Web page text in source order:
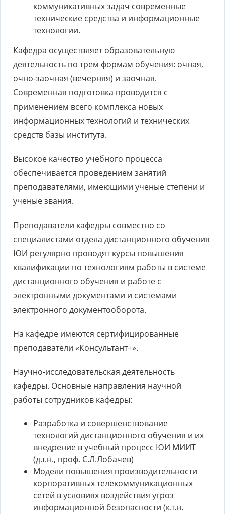
коммуникативных задач современные
технические средства и информационные
технологии.
Кафедра осуществляет образовательную
деятельность по трем формам обучения: очная,
очно-заочная (вечерняя) и заочная.
Современная подготовка проводится с
применением всего комплекса новых
информационных технологий и технических
средств базы института.
Высокое качество учебного процесса
обеспечивается проведением занятий
преподавателями, имеющими ученые степени и
ученые звания.
Преподаватели кафедры совместно со
специалистами отдела дистанционного обучения
ЮИ регулярно проводят курсы повышения
квалификации по технологиям работы в системе
дистанционного обучения и работе с
электронными документами и системами
электронного документооборота.
На кафедре имеются сертифицированные
преподаватели «Консультант+».
Научно-исследовательская деятельность
кафедры. Основные направления научной
работы сотрудников кафедры:
Разработка и совершенствование
технологий дистанционного обучения и их
внедрение в учебный процесс ЮИ МИИТ
(д.т.н., проф. С.Л.Лобачев)
Модели повышения производительности
корпоративных телекоммуникационных
сетей в условиях воздействия угроз
информационной безопасности (к.т.н.